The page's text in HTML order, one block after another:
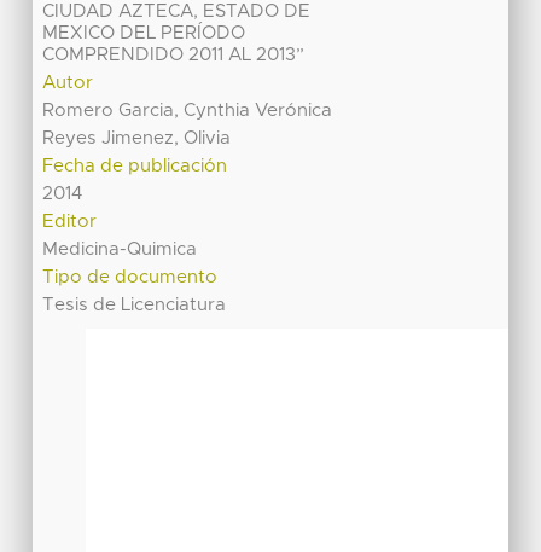
CIUDAD AZTECA, ESTADO DE
MEXICO DEL PERÍODO
COMPRENDIDO 2011 AL 2013”
Autor
Romero Garcia, Cynthia Verónica
Reyes Jimenez, Olivia
Fecha de publicación
2014
Editor
Medicina-Quimica
Tipo de documento
Tesis de Licenciatura